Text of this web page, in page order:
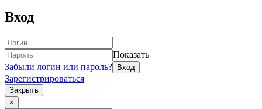
Вход
Показать
Забыли логин или пароль?
Зарегистрироваться
Закрыть
×